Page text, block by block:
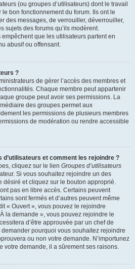
(ou groupes d’utilisateurs) dont le travail
bon fonctionnement du forum. Ils ont le
des messages, de verrouiller, déverrouiller,
sujets des forums qu’ils modèrent.
que les utilisateurs partent en
abusif ou offensant.
?
de gérer l’accès des membres et
Chaque membre peut appartenir
groupe peut avoir ses permissions. La
des groupes permet aux
les permissions de plusieurs membres
de modération ou rendre accessible
d’utilisateurs et comment les rejoindre ?
cliquez sur le lien Groupes d’utilisateurs
Si vous souhaitez rejoindre un des
désiré et cliquez sur le bouton approprié.
pas en libre accès. Certains peuvent
sont fermés et d’autres peuvent même
« Ouvert », vous pouvez le rejoindre
la demande », vous pouvez rejoindre le
d’être approuvée par un chef de
pourquoi vous souhaitez rejoindre
ou non votre demande. N’importunez
votre demande, il a sûrement ses raisons.